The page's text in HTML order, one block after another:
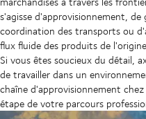
s'agisse d'approvisionnement,
coordination des transports ou
flux fluide des produits de
Si vous êtes soucieux du détail,
de travailler dans un
chaîne d'approvisionnement
étape de votre parcours